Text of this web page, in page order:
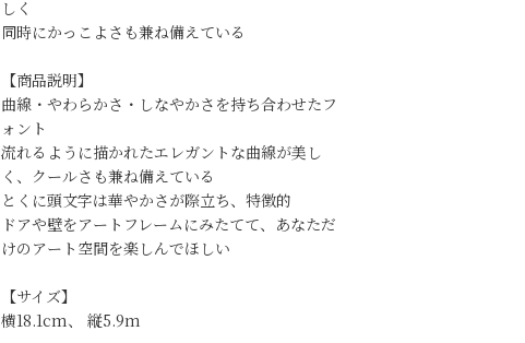
しく
同時にかっこよさも兼ね備えている
【商品説明】
曲線・やわらかさ・しなやかさを持ち合わせたフ
ォント
流れるように描かれたエレガントな曲線が美し
く、クールさも兼ね備えている
とくに頭文字は華やかさが際立ち、特徴的
ドアや壁をアートフレームにみたてて、あなただ
けのアート空間を楽しんでほしい
【サイズ】
横18.1cm、 縦5.9m